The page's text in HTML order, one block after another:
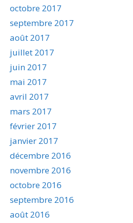
octobre 2017
septembre 2017
août 2017
juillet 2017
juin 2017
mai 2017
avril 2017
mars 2017
février 2017
janvier 2017
décembre 2016
novembre 2016
octobre 2016
septembre 2016
août 2016